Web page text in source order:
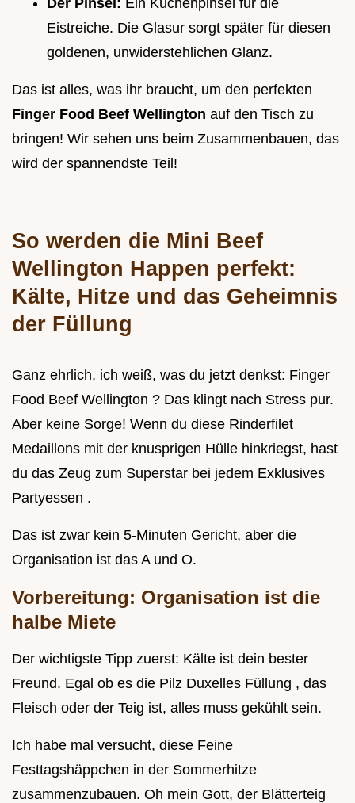
Eistreiche. Die Glasur sorgt später für diesen
goldenen, unwiderstehlichen Glanz.
Das ist alles, was ihr braucht, um den perfekten
Finger Food Beef Wellington auf den Tisch zu
bringen! Wir sehen uns beim Zusammenbauen, das
wird der spannendste Teil!
So werden die Mini Beef
Wellington Happen perfekt:
Kälte, Hitze und das Geheimnis
der Füllung
Ganz ehrlich, ich weiß, was du jetzt denkst: Finger
Food Beef Wellington ? Das klingt nach Stress pur.
Aber keine Sorge! Wenn du diese Rinderfilet
Medaillons mit der knusprigen Hülle hinkriegst, hast
du das Zeug zum Superstar bei jedem Exklusives
Partyessen .
Das ist zwar kein 5-Minuten Gericht, aber die
Organisation ist das A und O.
Vorbereitung: Organisation ist die
halbe Miete
Der wichtigste Tipp zuerst: Kälte ist dein bester
Freund. Egal ob es die Pilz Duxelles Füllung , das
Fleisch oder der Teig ist, alles muss gekühlt sein.
Ich habe mal versucht, diese Feine
Festtagshäppchen in der Sommerhitze
zusammenzubauen. Oh mein Gott, der Blätterteig